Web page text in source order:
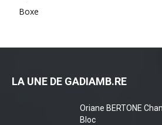
Boxe
LA UNE DE GADIAMB.RE
Oriane BERTONE
Bloc